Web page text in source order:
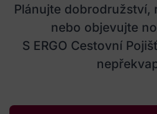
Plánujte dobrodružství,
nebo objevujte
S ERGO Cestovní